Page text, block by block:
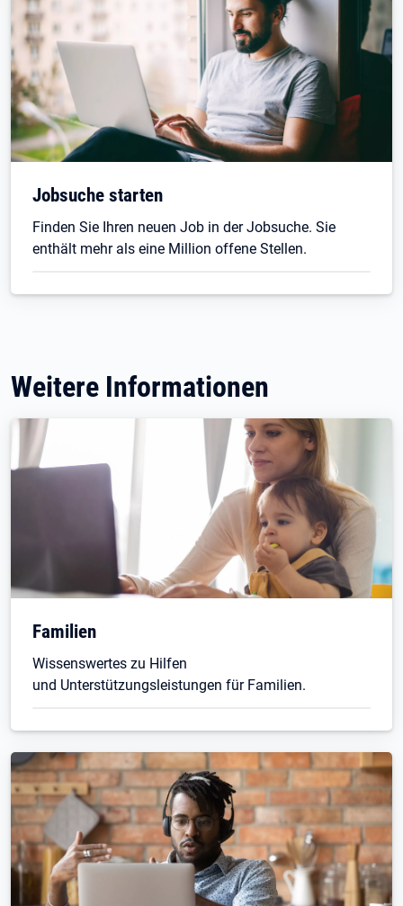
Jobsuche starten
Finden Sie Ihren neuen Job in der Jobsuche. Sie
enthält mehr als eine Million offene Stellen.
Weitere Informationen
Familien
Wissenswertes zu Hilfen
und Unterstützungsleistungen für Familien.